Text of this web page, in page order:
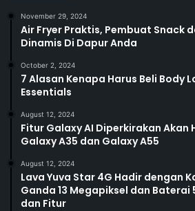
November 29, 2024
Air Fryer Praktis, Pembuat Snack
Dinamis Di Dapur Anda
October 2, 2024
7 Alasan Kenapa Harus Beli Body
Essentials
August 12, 2024
Fitur Galaxy AI Diperkirakan Akan
Galaxy A35 dan Galaxy A55
August 12, 2024
Lava Yuva Star 4G Hadir dengan
Ganda 13 Megapiksel dan Baterai
dan Fitur